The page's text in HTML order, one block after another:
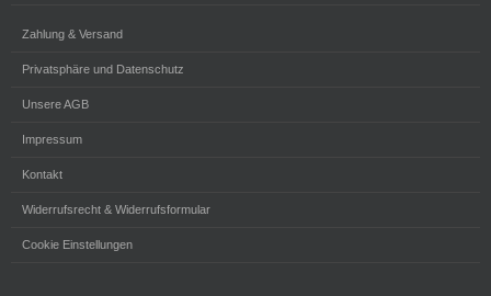
Zahlung & Versand
Privatsphäre und Datenschutz
Unsere AGB
Impressum
Kontakt
Widerrufsrecht & Widerrufsformular
Cookie Einstellungen